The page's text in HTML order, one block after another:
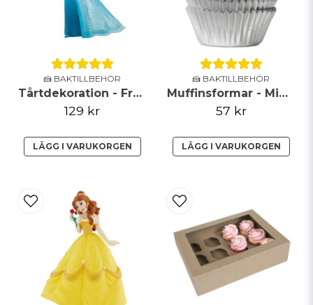
🍰 BAKTILLBEHÖR
Tårtdekoration - Frozen - Elsa
129 kr
LÄGG I VARUKORGEN
🍰 BAKTILLBEHÖR
Muffinsformar - Mini - Metallic - Silver
57 kr
LÄGG I VARUKORGEN